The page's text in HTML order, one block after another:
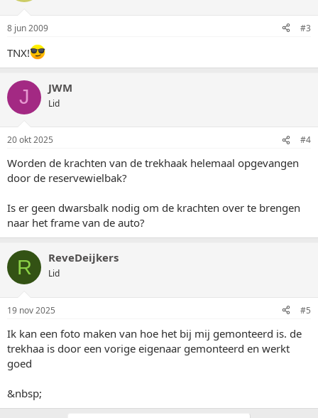
8 jun 2009 #3
TNX!
J JWM
Lid
20 okt 2025 #4
Worden de krachten van de trekhaak helemaal opgevangen
door de reservewielbak?
Is er geen dwarsbalk nodig om de krachten over te brengen
naar het frame van de auto?
R ReveDeijkers
Lid
19 nov 2025 #5
Ik kan een foto maken van hoe het bij mij gemonteerd is. de
trekhaa is door een vorige eigenaar gemonteerd en werkt
goed
&nbsp;